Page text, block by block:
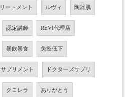
ートメント ルヴィ 陶器肌
認定講師 REVI代理店
暴飲暴食 免疫低下
サプリメント ドクターズサプリ
クロレラ ありがとう